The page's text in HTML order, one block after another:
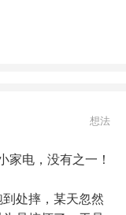
儿歌哼唱，日积
，语音识别也不
，防水防摔，上
大妈用来播广场
了倾听者就闲置
想法
家电，没有之一！
处摔，某天忽然